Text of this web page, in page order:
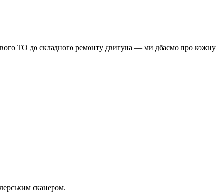
ТО до складного ремонту двигуна — ми дбаємо про
сканером.